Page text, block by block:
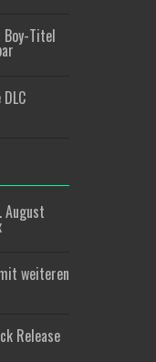
Titel
August
weiteren
Release